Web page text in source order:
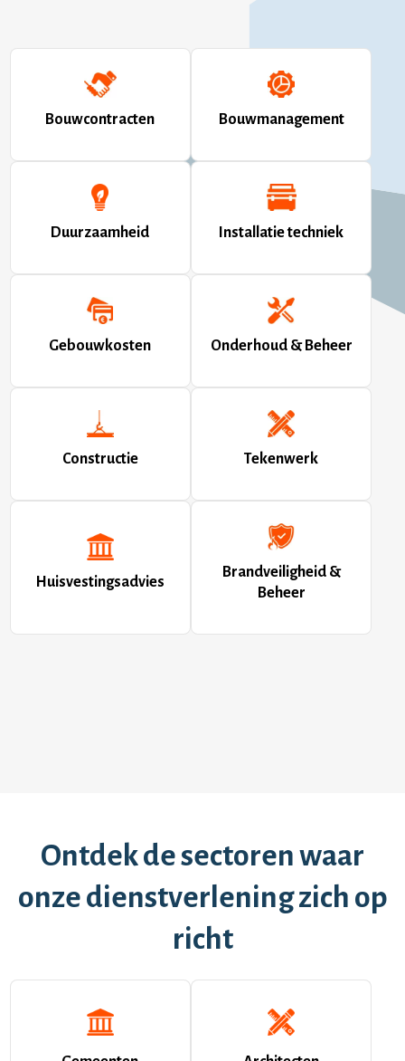
Bouwcontracten
Bouwcontracten
Meer informatie Bouwmanagement
Bouwmanagement
Meer informatie
Duurzaamheid
Duurzaamheid
Meer informatie Installatie techniek
Installatie techniek
Meer informatie
Gebouwkosten
Gebouwkosten
Meer informatie Onderhoud & Beheer
Onderhoud & Beheer
Meer informatie
Constructie
Constructie
Meer informatie Tekenwerk
Tekenwerk
Meer informatie
Huisvestingsadvies
Huisvestingsadvies
Meer informatie
Brandveiligheid &
Beheer
Brandveiligheid &
Beheer
Meer informatie
Ontdek de sectoren waar
onze dienstverlening zich op
richt
Gemeenten Architecten